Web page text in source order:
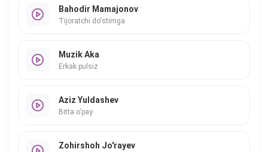
Bahodir Mamajonov
Tijoratchi do'stimga
Muzik Aka
Erkak pulsiz
Aziz Yuldashev
Bitta o'pay
Zohirshoh Jo'rayev